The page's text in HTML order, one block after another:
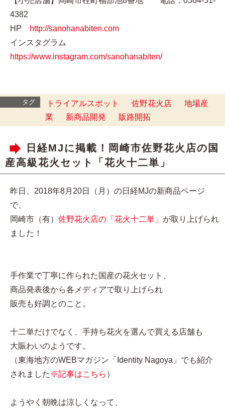
4382
HP
http://sanohanabiten.com
インスタグラム
https://www.instagram.com/sanohanabiten/
タグ トライアルスポット 佐野花火店
地場産
業
新商品開発 販路開拓
日経MJに掲載！岡崎市佐野花火店の国
産高級花火セット「花火十二単」
昨日、2018年8月20日（月）の日経MJの新商品ページ
で、
岡崎市（有） 佐野花火店の「花火十二単」 が取り上げられ
ました！
手作業で丁寧に作られた国産の花火セット、
商品発表後から各メディアで取り上げられ
販売も好調とのこと。
十二単だけでなく、手持ち花火を選んで買える店舗も
大賑わいのようです。
（東海地方のWEBマガジン「Identity Nagoya」でも紹介
されました ※記事はこちら ）
ようやく朝晩は涼しくなって、